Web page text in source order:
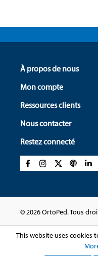
À propos de nous
Mon compte
Ressources clients
Nous contacter
Restez connecté
© 2026 OrtoPed. Tous
This website uses cookies